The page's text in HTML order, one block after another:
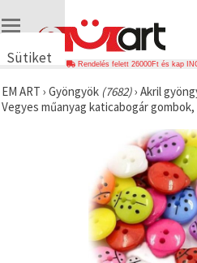
Sütiket
🍪 Cookie-
kat és
Rendelés felett 26000Ft és kap
EM ART › Gyöngyök (7682)› Akril
Vegyes műanyag katicabogár gombok,